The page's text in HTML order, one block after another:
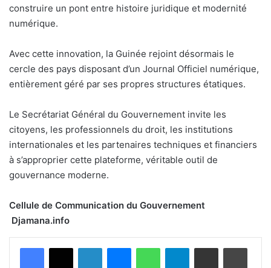
construire un pont entre histoire juridique et modernité
numérique.
Avec cette innovation, la Guinée rejoint désormais le
cercle des pays disposant d’un Journal Officiel numérique,
entièrement géré par ses propres structures étatiques.
Le Secrétariat Général du Gouvernement invite les
citoyens, les professionnels du droit, les institutions
internationales et les partenaires techniques et financiers
à s’approprier cette plateforme, véritable outil de
gouvernance moderne.
Cellule de Communication du Gouvernement
Djamana.info
Telegram